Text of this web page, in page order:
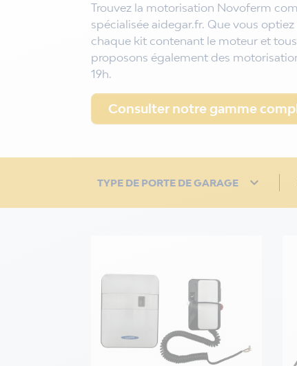
Trouvez la motorisation Novoferm
spécialisée aidegar.fr. Que vous
chaque kit contenant le moteur et
proposons également des
19h.
Consulter notre gamme
TYPE DE PORTE DE GARAGE 